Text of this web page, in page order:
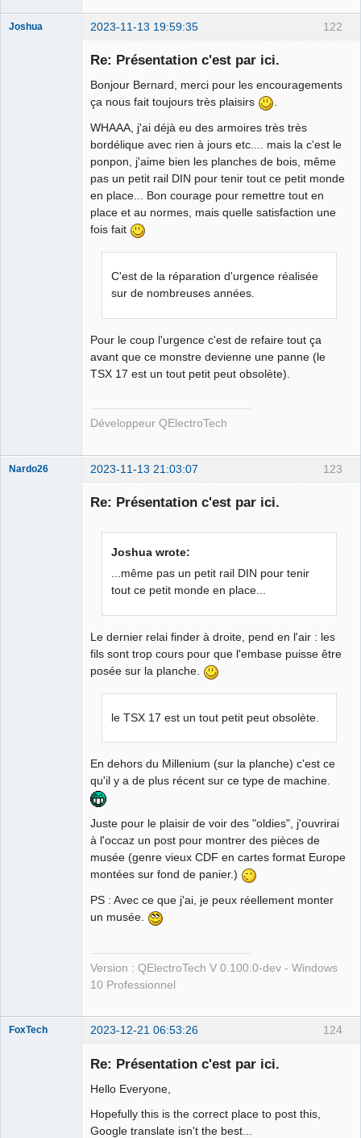
122
Joshua 2023-11-13 19:59:35
Re: Présentation c'est par ici.
Bonjour Bernard, merci pour les encouragements
ça nous fait toujours très plaisirs
WHAAA, j'ai déjà eu des armoires très très
bordélique avec rien à jours etc.... mais la c'est le
ponpon, j'aime bien les planches de bois, même
pas un petit rail DIN pour tenir tout ce petit monde
en place... Bon courage pour remettre tout en
place et au normes, mais quelle satisfaction une
fois fait
C'est de la réparation d'urgence réalisée
sur de nombreuses années.
Pour le coup l'urgence c'est de refaire tout ça
avant que ce monstre devienne une panne (le
TSX 17 est un tout petit peut obsolète).
Développeur QElectroTech
123
Nardo26 2023-11-13 21:03:07
Re: Présentation c'est par ici.
Joshua wrote:
...même pas un petit rail DIN pour tenir
tout ce petit monde en place...
Le dernier relai finder à droite, pend en l'air : les
fils sont trop cours pour que l'embase puisse être
posée sur la planche.
le TSX 17 est un tout petit peut obsolète.
En dehors du Millenium (sur la planche) c'est ce
qu'il y a de plus récent sur ce type de machine.
Juste pour le plaisir de voir des "oldies", j'ouvrirai
à l'occaz un post pour montrer des pièces de
musée (genre vieux CDF en cartes format Europe
montées sur fond de panier.)
PS : Avec ce que j'ai, je peux réellement monter
un musée.
Version : QElectroTech V 0.100.0-dev - Windows
10 Professionnel
124
FoxTech 2023-12-21 06:53:26
Re: Présentation c'est par ici.
Hello Everyone,
Hopefully this is the correct place to post this,
Google translate isn't the best...